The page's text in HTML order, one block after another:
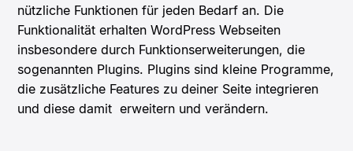
nützliche Funktionen für jeden Bedarf an. Die
Funktionalität erhalten WordPress Webseiten
insbesondere durch Funktionserweiterungen, die
sogenannten Plugins. Plugins sind kleine Programme,
die zusätzliche Features zu deiner Seite integrieren
und diese damiterweitern und verändern.